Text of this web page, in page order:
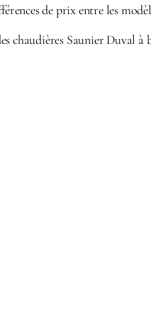
de prix entre les
chaudières Saunier Duval à